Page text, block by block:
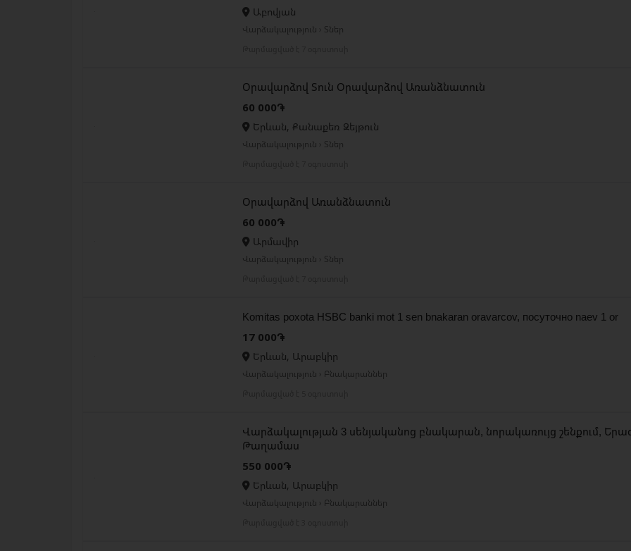
Աբովյան
Վարձակալություն › Տներ
Օրավարձով Տուն Օրավարձով Առանձնատուն
60 000֏
Երևան, Քանաքեռ Զեյթուն
Վարձակալություն › Տներ
Օրավարձով Առանձնատուն
60 000֏
Արմավիր
Վարձակալություն › Տներ
Komitas poxota HSBC banki mot 1 sen bnakaran oravarcov, посуточно naev 1 or
17 000֏
Երևան, Արաբկիր
Վարձակալություն › Բնակարաններ
Վարձակալության 3 սենյականոց բնակարան, նորակառույց շենքում,
Թաղամաս
550 000֏
Երևան, Արաբկիր
Վարձակալություն › Բնակարաններ